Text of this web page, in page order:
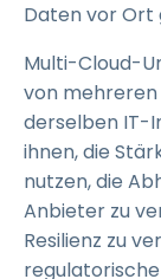
Daten vor Ort
Multi-Cloud-
von
derselben IT-
ihnen, die
nutzen, die
Anbieter zu
Resilienz zu